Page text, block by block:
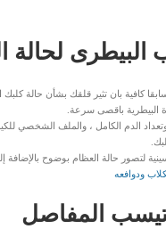
لحالة
كافية بان تثير قلقك بشأن حالة كلبك
البيطرية باقصى سرعة.
الدم الكامل ، والملف الشخصي
لتصور حالة العظام بوضوح
ودوافعه
المفاصل